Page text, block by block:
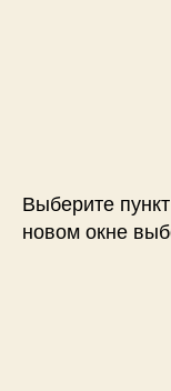
Выберите
новом окне